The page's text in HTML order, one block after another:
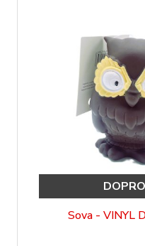
Sova - VINYL